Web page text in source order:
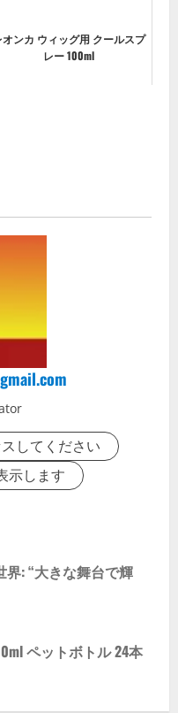
オンカ ウィッグ用 クールスプ
レー 100ml
してください
示します
: “大きな舞台で輝
ペットボトル 24本